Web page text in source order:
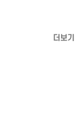
더보기